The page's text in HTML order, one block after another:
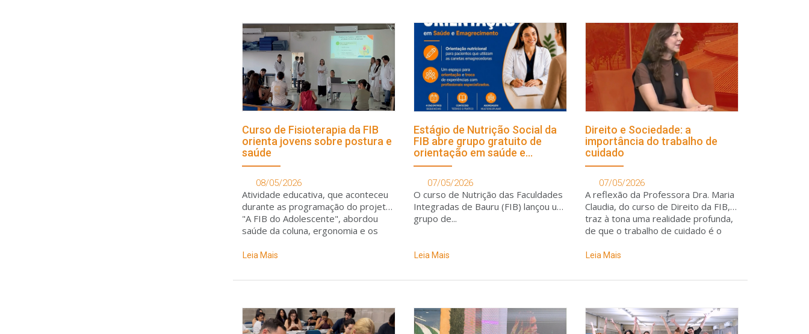
Curso de Fisioterapia da FIB
orienta jovens sobre postura e
saúde
08/05/2026
Atividade educativa, que aconteceu
durante as programação do projeto
"A FIB do Adolescente", abordou
saúde da coluna, ergonomia e os
celular no bem-estar dos jovens
Leia Mais
Estágio de Nutrição Social da
FIB abre grupo gratuito de
orientação em saúde e
emagrecimento
07/05/2026
O curso de Nutrição das Faculdades
Integradas de Bauru (FIB) lançou um
grupo de...
Leia Mais
Direito e Sociedade: a
importância do trabalho de
cuidado
07/05/2026
A reflexão da Professora Dra. Maria
Claudia, do curso de Direito da FIB,
traz à tona uma realidade profunda,
de que o trabalho de cuidado é o
nossa economia
Leia Mais